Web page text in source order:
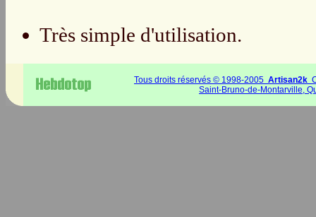
Très simple d'utilisation.
Tous droits réservés © 1998-2005 Artisan2k
Saint-Bruno-de-Montarville,